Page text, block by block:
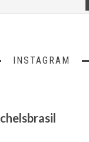
INSTAGRAM
chelsbrasil